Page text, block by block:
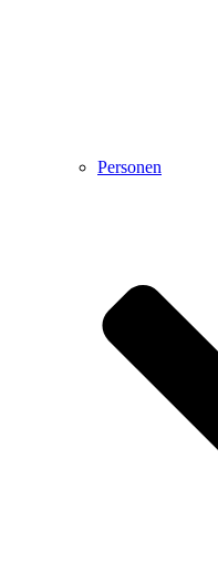
Personen